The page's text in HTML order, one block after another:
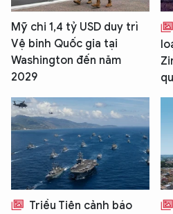
Mỹ chi 1,4 tỷ USD duy trì
Vệ binh Quốc gia tại
Washington đến năm
2029
Triều Tiên cảnh báo